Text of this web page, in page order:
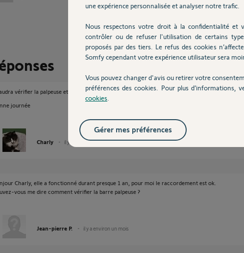
Partager
Participer au fil de
vérifier la palpeuse et son raccordement, c'est elle qui est en défaut.
journée
Charly il y a environ un mois
Charly, elle a fonctionné durant presque 1 an, pour moi le raccordement est ok.
vous me dire comment vérifier la barre palpeuse ?
Jean-pierre P. il y a environ un mois
une expérience personnalisée et analyser notre trafic.
Nous respectons votre droit à la confidentialité et
contrôler ou de refuser l'utilisation de certains
proposés par des tiers. Le refus des cookies
Somfy cependant votre expérience utilisateur sera
Vous pouvez changer d'avis ou retirer votre
préférences des cookies. Pour plus d’informations,
cookies
Gérer mes préférences